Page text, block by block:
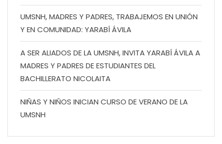
UMSNH, MADRES Y PADRES, TRABAJEMOS EN UNIÓN
Y EN COMUNIDAD: YARABÍ ÁVILA
A SER ALIADOS DE LA UMSNH, INVITA YARABÍ ÁVILA A
MADRES Y PADRES DE ESTUDIANTES DEL
BACHILLERATO NICOLAITA
NIÑAS Y NIÑOS INICIAN CURSO DE VERANO DE LA
UMSNH